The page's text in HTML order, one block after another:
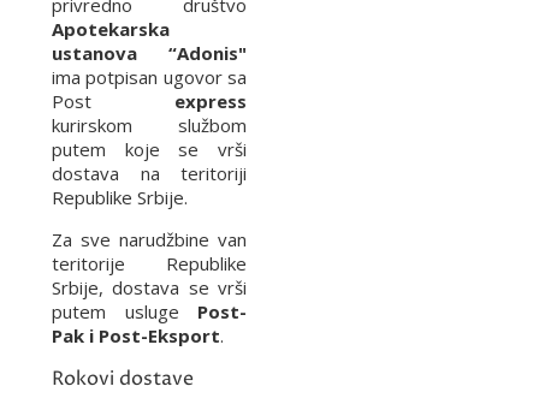
privredno društvo
Apotekarska
ustanova “Adonis"
ima potpisan ugovor sa
Post express
kurirskom službom
putem koje se vrši
dostava na teritoriji
Republike Srbije.
Za sve narudžbine van
teritorije Republike
Srbije, dostava se vrši
putem usluge Post-
Pak i Post-Eksport.
Rokovi dostave